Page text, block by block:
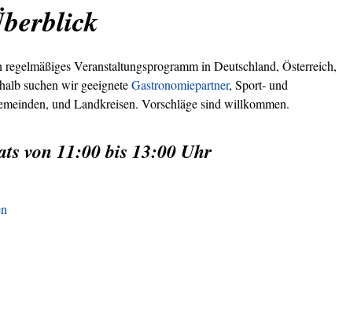
Veranstaltungsprogramm in Deutschland, Österreich,
suchen wir geeigneteGastronomiepartner, Sport- und
und Landkreisen. Vorschläge sind willkommen.
von 11:00 bis 13:00 Uhr